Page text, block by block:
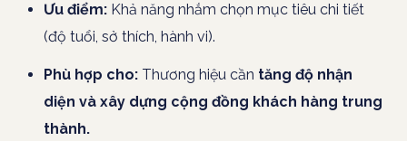
Ưu điểm: Khả năng nhắm chọn mục tiêu chi tiết
(độ tuổi, sở thích, hành vi).
Phù hợp cho: Thương hiệu cần tăng độ nhận
diện và xây dựng cộng đồng khách hàng trung
thành.